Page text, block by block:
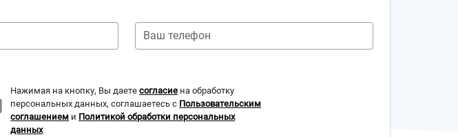
Ваш телефон
Нажимая на кнопку, Вы даетесогласие на обработку
персональных данных, соглашаетесь с Пользовательским
соглашением и Политикой обработки персональных
данных